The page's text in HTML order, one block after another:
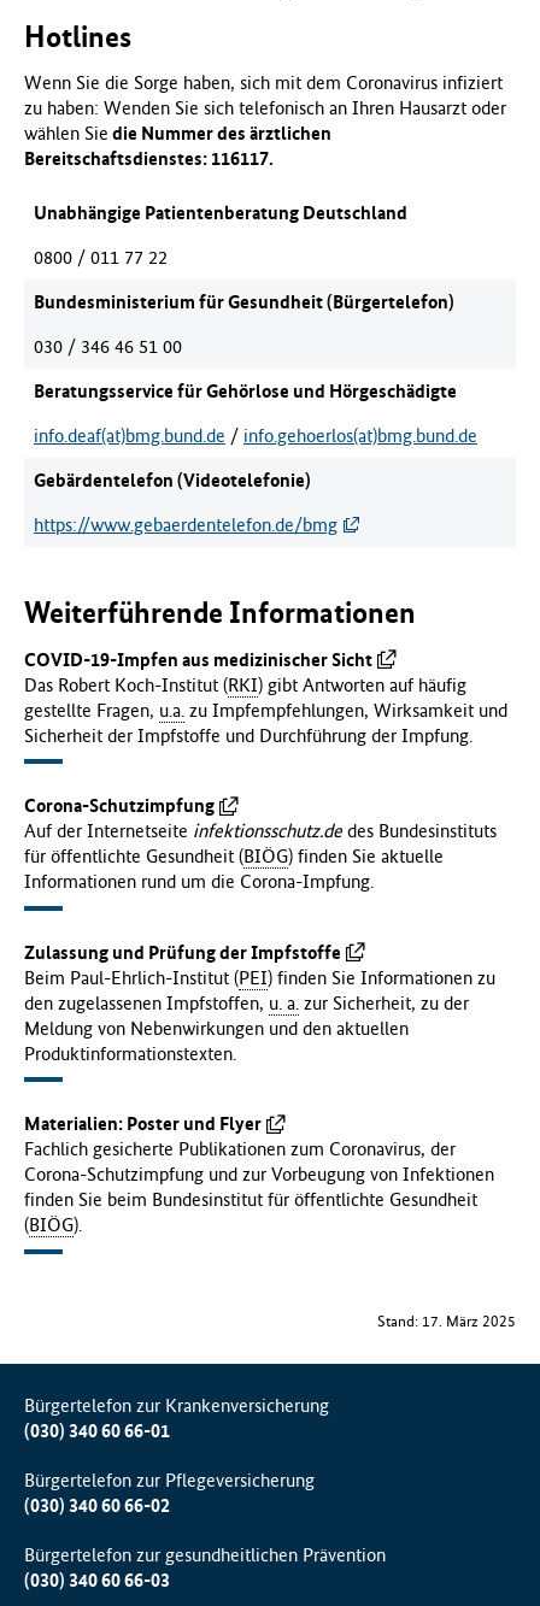
Hotlines
Wenn Sie die Sorge haben, sich mit dem Coronavirus infiziert
zu haben: Wenden Sie sich telefonisch an Ihren Hausarzt oder
wählen Sie die Nummer des ärztlichen
Bereitschaftsdienstes: 116117.
Unabhängige Patientenberatung Deutschland
0800 / 011 77 22
Bundesministerium für Gesundheit (Bürgertelefon)
030 / 346 46 51 00
Beratungsservice für Gehörlose und Hörgeschädigte
info.deaf(at)bmg.bund.de / info.gehoerlos(at)bmg.bund.de
Gebärdentelefon (Videotelefonie)
https://www.gebaerdentelefon.de/bmg
Weiterführende Informationen
COVID-19-Impfen aus medizinischer Sicht
Das Robert Koch-Institut (RKI) gibt Antworten auf häufig
gestellte Fragen, u.a. zu Impfempfehlungen, Wirksamkeit und
Sicherheit der Impfstoffe und Durchführung der Impfung.
Corona-Schutzimpfung
Auf der Internetseite infektionsschutz.de des Bundesinstituts
für öffentlichte Gesundheit (BIÖG) finden Sie aktuelle
Informationen rund um die Corona-Impfung.
Zulassung und Prüfung der Impfstoffe
Beim Paul-Ehrlich-Institut (PEI) finden Sie Informationen zu
den zugelassenen Impfstoffen, u. a. zur Sicherheit, zu der
Meldung von Nebenwirkungen und den aktuellen
Produktinformationstexten.
Materialien: Poster und Flyer
Fachlich gesicherte Publikationen zum Coronavirus, der
Corona-Schutzimpfung und zur Vorbeugung von Infektionen
finden Sie beim Bundesinstitut für öffentlichte Gesundheit
(BIÖG).
Stand: 17. März 2025
Bürgertelefon zur Krankenversicherung
(030) 340 60 66-01
Bürgertelefon zur Pflegeversicherung
(030) 340 60 66-02
Bürgertelefon zur gesundheitlichen Prävention
(030) 340 60 66-03